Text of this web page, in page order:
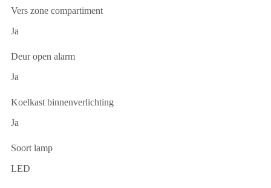
Vers zone compartiment
Ja
Deur open alarm
Ja
Koelkast binnenverlichting
Ja
Soort lamp
LED